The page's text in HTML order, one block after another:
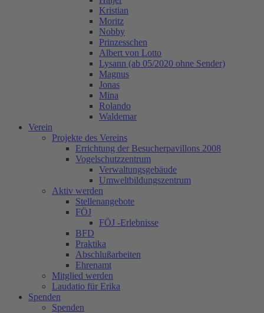
Kristian
Moritz
Nobby
Prinzesschen
Albert von Lotto
Lysann (ab 05/2020 ohne Sender)
Magnus
Jonas
Mina
Rolando
Waldemar
Verein
Projekte des Vereins
Errichtung der Besucherpavillons 2008
Vogelschutzzentrum
Verwaltungsgebäude
Umweltbildungszentrum
Aktiv werden
Stellenangebote
FÖJ
FÖJ -Erlebnisse
BFD
Praktika
Abschlußarbeiten
Ehrenamt
Mitglied werden
Laudatio für Erika
Spenden
Spenden